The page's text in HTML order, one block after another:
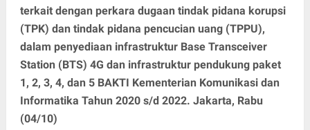
terkait dengan perkara dugaan tindak pidana korupsi
(TPK) dan tindak pidana pencucian uang (TPPU),
dalam penyediaan infrastruktur Base Transceiver
Station (BTS) 4G dan infrastruktur pendukung paket
1, 2, 3, 4, dan 5 BAKTI Kementerian Komunikasi dan
Informatika Tahun 2020 s/d 2022. Jakarta, Rabu
(04/10)